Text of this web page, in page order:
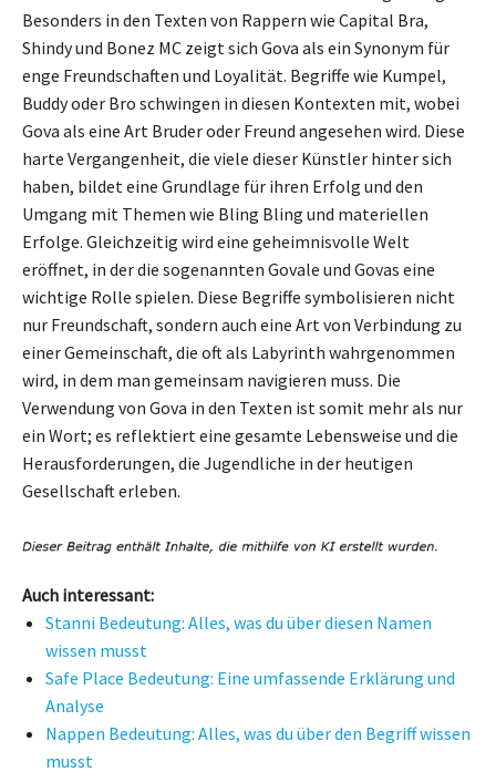
Besonders in den Texten von Rappern wie Capital Bra,
Shindy und Bonez MC zeigt sich Gova als ein Synonym für
enge Freundschaften und Loyalität. Begriffe wie Kumpel,
Buddy oder Bro schwingen in diesen Kontexten mit, wobei
Gova als eine Art Bruder oder Freund angesehen wird. Diese
harte Vergangenheit, die viele dieser Künstler hinter sich
haben, bildet eine Grundlage für ihren Erfolg und den
Umgang mit Themen wie Bling Bling und materiellen
Erfolge. Gleichzeitig wird eine geheimnisvolle Welt
eröffnet, in der die sogenannten Govale und Govas eine
wichtige Rolle spielen. Diese Begriffe symbolisieren nicht
nur Freundschaft, sondern auch eine Art von Verbindung zu
einer Gemeinschaft, die oft als Labyrinth wahrgenommen
wird, in dem man gemeinsam navigieren muss. Die
Verwendung von Gova in den Texten ist somit mehr als nur
ein Wort; es reflektiert eine gesamte Lebensweise und die
Herausforderungen, die Jugendliche in der heutigen
Gesellschaft erleben.
Auch interessant:
Stanni Bedeutung: Alles, was du über diesen Namen
wissen musst
Safe Place Bedeutung: Eine umfassende Erklärung und
Analyse
Nappen Bedeutung: Alles, was du über den Begriff wissen
musst